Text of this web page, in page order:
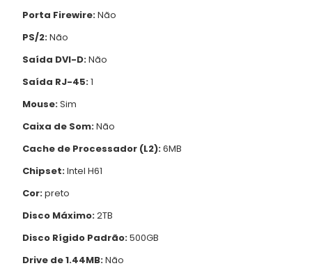
Porta Firewire:Não
PS/2:Não
Saída DVI-D:Não
Saída RJ-45:1
Mouse:Sim
Caixa de Som:Não
Cache de Processador (L2):6MB
Chipset:Intel H61
Cor:preto
Disco Máximo:2TB
Disco Rígido Padrão:500GB
Drive de 1.44MB:Não